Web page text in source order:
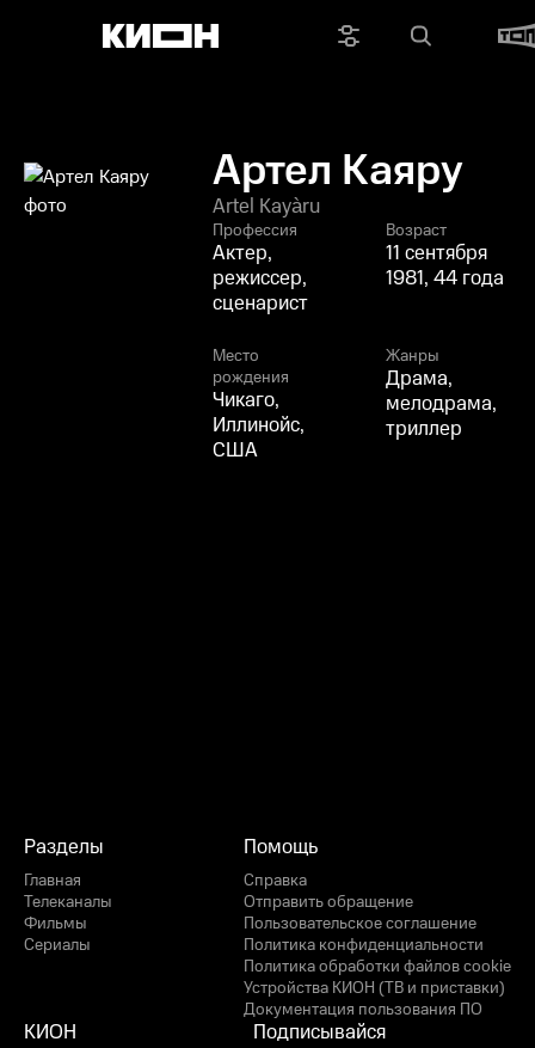
Артел Каяру
Artel Kayàru
Профессия
Актер,
режиссер,
сценарист
Возраст
11 сентября
1981, 44 года
Место
рождения
Чикаго,
Иллинойс,
США
Жанры
Драма,
мелодрама,
триллер
Разделы
Главная
Телеканалы
Фильмы
Сериалы
Помощь
Справка
Отправить обращение
Пользовательское соглашение
Политика конфиденциальности
Политика обработки файлов cookie
Устройства КИОН (ТВ и приставки)
Документация пользования ПО
КИОН Подписывайся